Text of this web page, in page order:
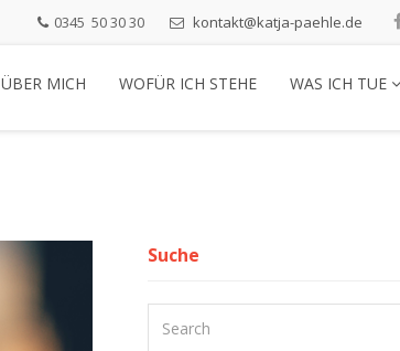
0345 50 30 30 kontakt@katja-paehle.de
ÜBER MICH WOFÜR ICH STEHE WAS ICH TUE
Suche